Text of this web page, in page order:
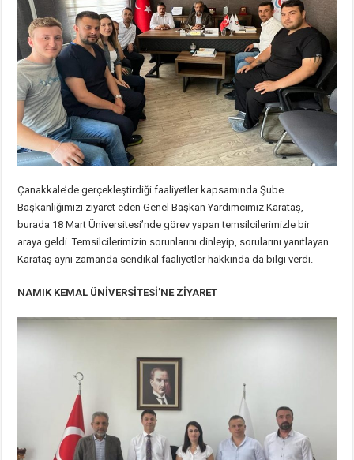
Çanakkale’de gerçekleştirdiği faaliyetler kapsamında Şube
Başkanlığımızı ziyaret eden Genel Başkan Yardımcımız Karataş,
burada 18 Mart Üniversitesi’nde görev yapan temsilcilerimizle bir
araya geldi. Temsilcilerimizin sorunlarını dinleyip, sorularını yanıtlayan
Karataş aynı zamanda sendikal faaliyetler hakkında da bilgi verdi.
NAMIK KEMAL ÜNİVERSİTESİ’NE ZİYARET